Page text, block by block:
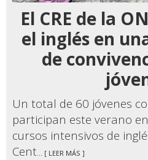
El CRE de la
el inglés en
de
Un total de 60 jóvenes
participan este verano
cursos intensivos de
Cent... [ LEER MÁS ]